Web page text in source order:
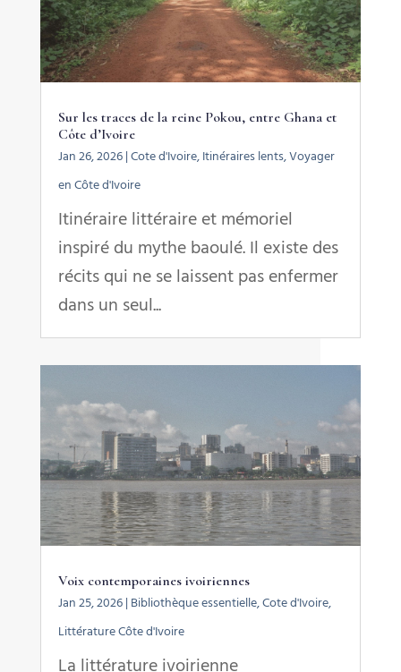
Sur les traces de la reine Pokou, entre Ghana et
Côte d’Ivoire
Jan 26, 2026|Cote d'Ivoire,Itinéraires lents,Voyager
en Côte d'Ivoire
Itinéraire littéraire et mémoriel
inspiré du mythe baoulé. Il existe des
récits qui ne se laissent pas enfermer
dans un seul...
Voix contemporaines ivoiriennes
Jan 25, 2026| Bibliothèque essentielle,Cote d'Ivoire,
Littérature Côte d'Ivoire